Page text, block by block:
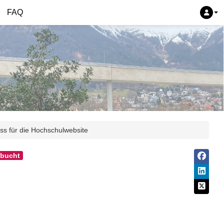
FAQ
für die Hochschulwebsite